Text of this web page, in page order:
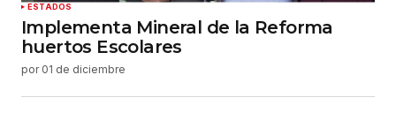
ESTADOS
Implementa Mineral de la Reforma
huertos Escolares
por 01 de diciembre